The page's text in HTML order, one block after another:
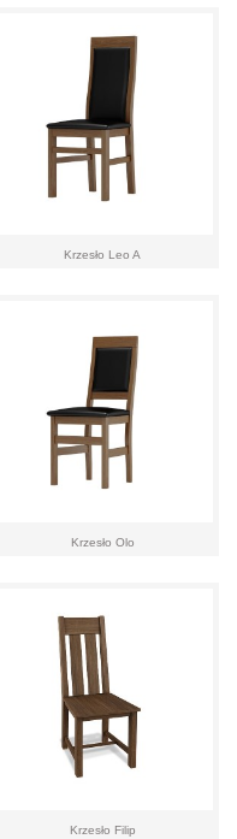
Krzesło Leo A
Krzesło Olo
Krzesło Filip